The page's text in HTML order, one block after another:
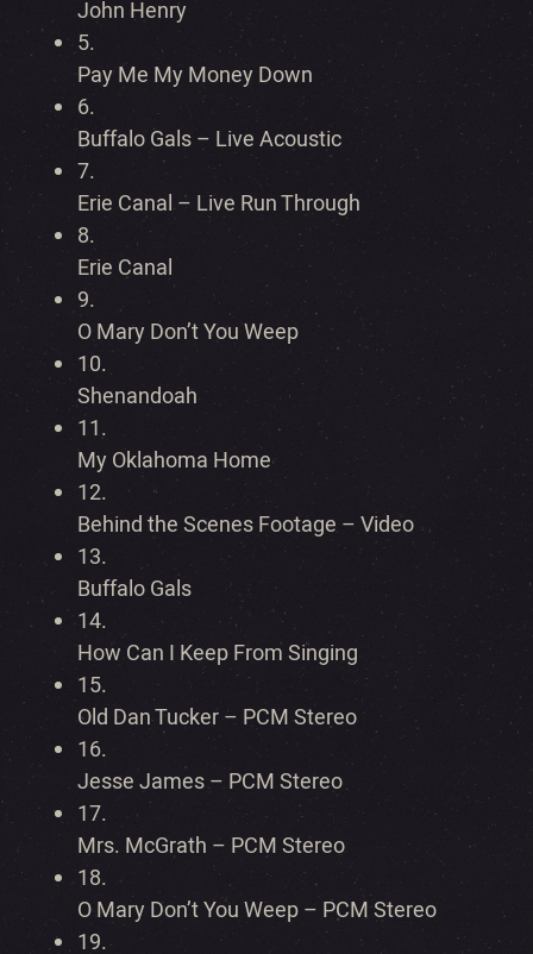
John Henry
5.
Pay Me My Money Down
6.
Buffalo Gals – Live Acoustic
7.
Erie Canal – Live Run Through
8.
Erie Canal
9.
O Mary Don’t You Weep
10.
Shenandoah
11.
My Oklahoma Home
12.
Behind the Scenes Footage – Video
13.
Buffalo Gals
14.
How Can I Keep From Singing
15.
Old Dan Tucker – PCM Stereo
16.
Jesse James – PCM Stereo
17.
Mrs. McGrath – PCM Stereo
18.
O Mary Don’t You Weep – PCM Stereo
19.